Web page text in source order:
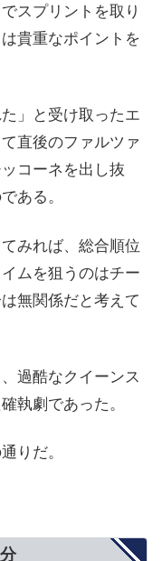
スプリントを取り
貴重なポイントを
」と受け取ったエ
直後のファルツァ
コーネを出し抜
ある。
みれば、総合順位
ムを狙うのはチー
無関係だと考えて
過酷なクイーンス
執劇であった。
りだ。